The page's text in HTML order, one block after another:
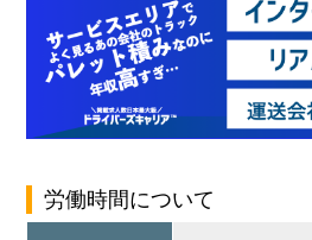
労働時間について